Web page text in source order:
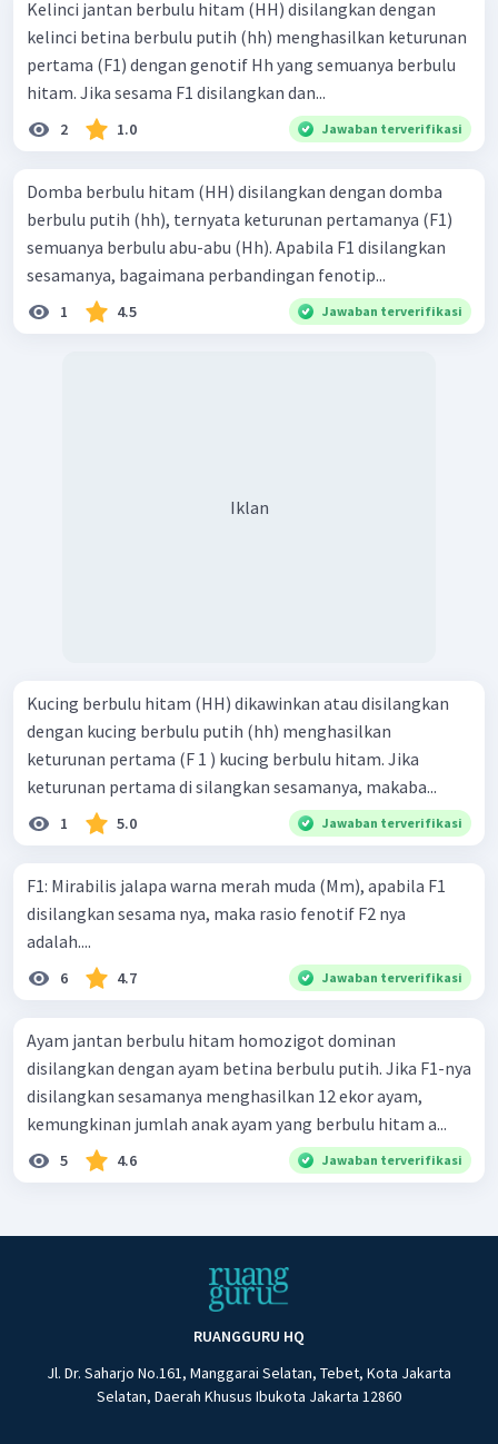
Kelinci jantan berbulu hitam (HH) disilangkan dengan
kelinci betina berbulu putih (hh) menghasilkan keturunan
pertama (F1) dengan genotif Hh yang semuanya berbulu
hitam. Jika sesama F1 disilangkan dan...
2 1.0 Jawaban terverifikasi
Domba berbulu hitam (HH) disilangkan dengan domba
berbulu putih (hh), ternyata keturunan pertamanya (F1)
semuanya berbulu abu-abu (Hh). Apabila F1 disilangkan
sesamanya, bagaimana perbandingan fenotip...
1 4.5 Jawaban terverifikasi
Iklan
Kucing berbulu hitam (HH) dikawinkan atau disilangkan
dengan kucing berbulu putih (hh) menghasilkan
keturunan pertama (F 1 ) kucing berbulu hitam. Jika
keturunan pertama di silangkan sesamanya, makaba...
1 5.0 Jawaban terverifikasi
F1: Mirabilis jalapa warna merah muda (Mm), apabila F1
disilangkan sesama nya, maka rasio fenotif F2 nya
adalah....
6 4.7 Jawaban terverifikasi
Ayam jantan berbulu hitam homozigot dominan
disilangkan dengan ayam betina berbulu putih. Jika F1-nya
disilangkan sesamanya menghasilkan 12 ekor ayam,
kemungkinan jumlah anak ayam yang berbulu hitam a...
5 4.6 Jawaban terverifikasi
RUANGGURU HQ
Jl. Dr. Saharjo No.161, Manggarai Selatan, Tebet, Kota Jakarta
Selatan, Daerah Khusus Ibukota Jakarta 12860